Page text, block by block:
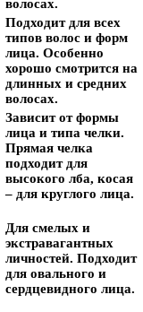
волосах.
Подходит для всех
типов волос и форм
лица. Особенно
хорошо смотрится на
длинных и средних
волосах.
Зависит от формы
лица и типа челки.
Прямая челка
подходит для
высокого лба, косая
– для круглого лица.
Для смелых и
экстравагантных
личностей. Подходит
для овального и
сердцевидного лица.